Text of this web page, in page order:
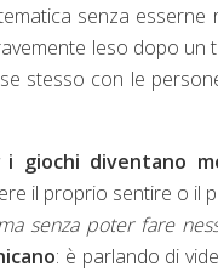
senza
leso dopo un
stesso con le
i giochi diventano
il proprio sentire o il
senza poter fare
: è parlando di